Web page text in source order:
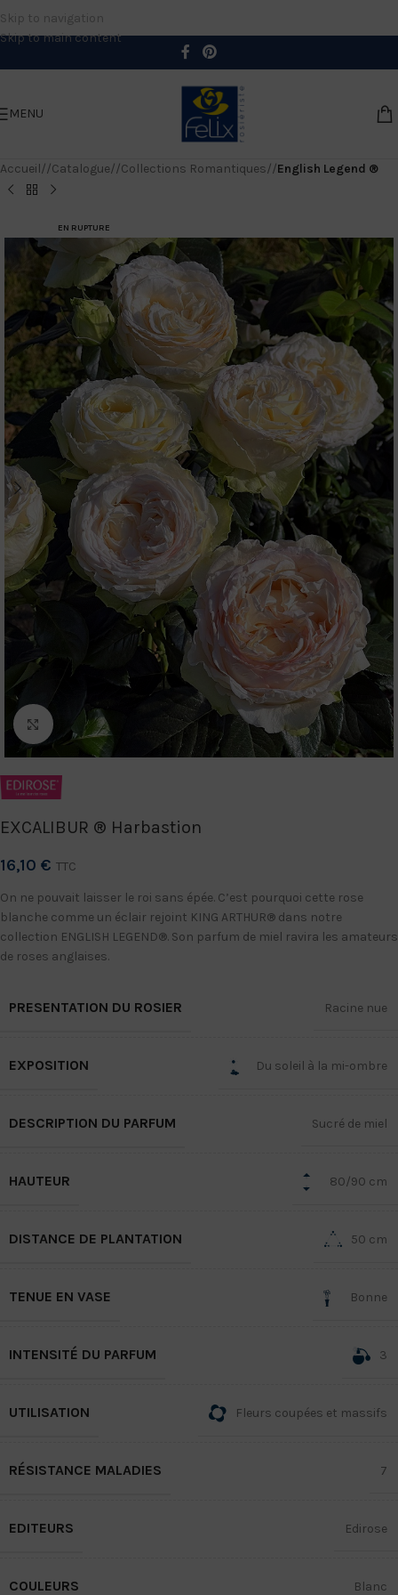
Skip to navigation
Skip to main content
MENU
Accueil/ Catalogue/ Collections Romantiques/ English Legend ®
EN RUPTURE
Agrandir
EXCALIBUR ® Harbastion
16,10 € TTC
On ne pouvait laisser le roi sans épée. C’est pourquoi cette rose
blanche comme un éclair rejoint KING ARTHUR® dans notre
collection ENGLISH LEGEND®. Son parfum de miel ravira les amateurs
de roses anglaises.
PRESENTATION DU ROSIER Racine nue
EXPOSITION Du soleil à la mi-ombre
DESCRIPTION DU PARFUM Sucré de miel
HAUTEUR 80/90 cm
DISTANCE DE PLANTATION 50 cm
TENUE EN VASE Bonne
INTENSITÉ DU PARFUM 3
UTILISATION Fleurs coupées et massifs
RÉSISTANCE MALADIES 7
EDITEURS Edirose
COULEURS Blanc